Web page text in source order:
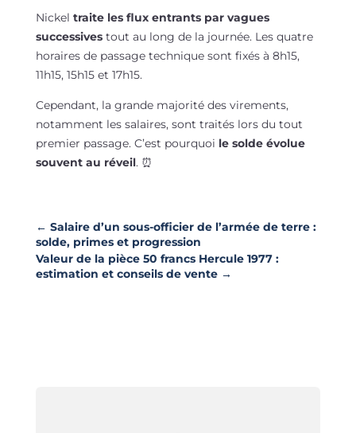
Nickel traite les flux entrants par vagues
successivestout au long de la journée. Les quatre
horaires de passage technique sont fixés à 8h15,
11h15, 15h15 et 17h15.
Cependant, la grande majorité des virements,
notamment les salaires, sont traités lors du tout
premier passage. C’est pourquoi le solde évolue
souvent au réveil. ⏰
← Salaire d’un sous-officier de l’armée de terre :
solde, primes et progression
Valeur de la pièce 50 francs Hercule 1977 :
estimation et conseils de vente→